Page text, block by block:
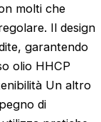
molti che
Il design
garantendo
olio HHCP
Un altro
di